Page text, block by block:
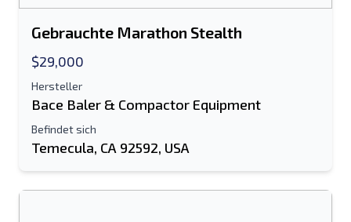
Gebrauchte Marathon Stealth
$29,000
Hersteller
Bace Baler & Compactor Equipment
Befindet sich
Temecula, CA 92592, USA
zusätzliche Information